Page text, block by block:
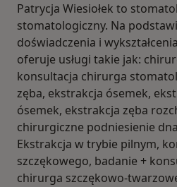
Patrycja Wiesiołek to
stomatologiczny. Na
doświadczenia i
oferuje usługi takie jak:
konsultacja chirurga
zęba, ekstrakcja ósemek,
ósemek, ekstrakcja zęba
chirurgiczne podniesienie
Ekstrakcja w trybie pilnym,
szczękowego, badanie +
chirurga szczękowo-